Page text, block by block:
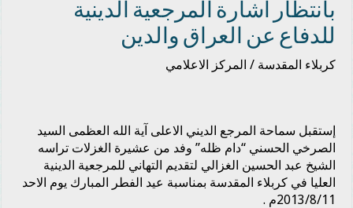
بانتظار اشارة المرجعية الدينية
للدفاع عن العراق والدين
كربلاء المقدسة / المركز الاعلامي
إستقبل سماحة المرجع الديني الاعلى آية الله العظمى السيد
الصرخي الحسني “دام ظله” وفد من عشيرة الغزلات تراسه
الشيخ عبد الحسين الغزالي لتقديم التهاني للمرجعية الدينية
العليا في كربلاء المقدسة بمناسبة عيد الفطر المبارك يوم الاحد
2013/8/11م .